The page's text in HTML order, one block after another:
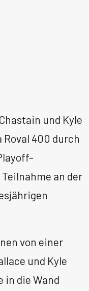
und Kyle
400 durch
an der
von einer
und Kyle
in die Wand